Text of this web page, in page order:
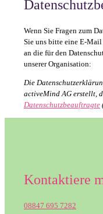
Wenn Sie Fragen zum
Sie uns bitte eine E-
an die für den
unserer Organisation:
Die
activeMind AG erstellt,
Datenschutzbeauftragte
Kontaktiere
08847 695 7282